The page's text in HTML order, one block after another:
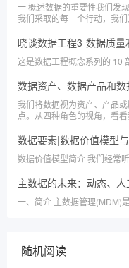
一 概述数据的重要性我们发
我们采取的每一个行动，我
晓谈数据工程3-数据质量
这是数据工程概念系列的 10
数据资产、数据产品和
我们将数据视为资产、产品
点。从四种角色的视角，看
数据价值模型简介 我们经常
主数据的未来：动态、
一、简介 主数据管理(MDM)
随机阅读